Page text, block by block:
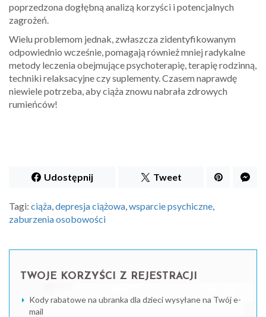
poprzedzona dogłębną analizą korzyści i potencjalnych
zagrożeń.
Wielu problemom jednak, zwłaszcza zidentyfikowanym
odpowiednio wcześnie, pomagają również mniej radykalne
metody leczenia obejmujące psychoterapię, terapię rodzinną,
techniki relaksacyjne czy suplementy. Czasem naprawdę
niewiele potrzeba, aby ciąża znowu nabrała zdrowych
rumieńców!
Udostępnij Tweet
Tagi: ciąża depresja ciążowa wsparcie psychiczne
zaburzenia osobowości
TWOJE KORZYŚCI Z REJESTRACJI
Kody rabatowe na ubranka dla dzieci wysyłane na Twój e-
mail